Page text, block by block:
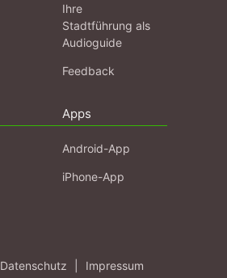
Ihre
Stadtführung als
Audioguide
Feedback
Apps
Android-App
iPhone-App
Datenschutz Impressum